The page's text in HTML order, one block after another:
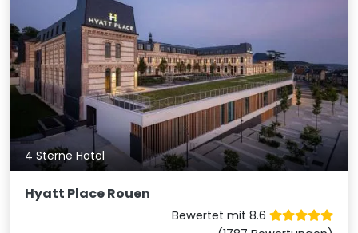
4 Sterne Hotel
Hyatt Place Rouen
Bewertet mit 8.6